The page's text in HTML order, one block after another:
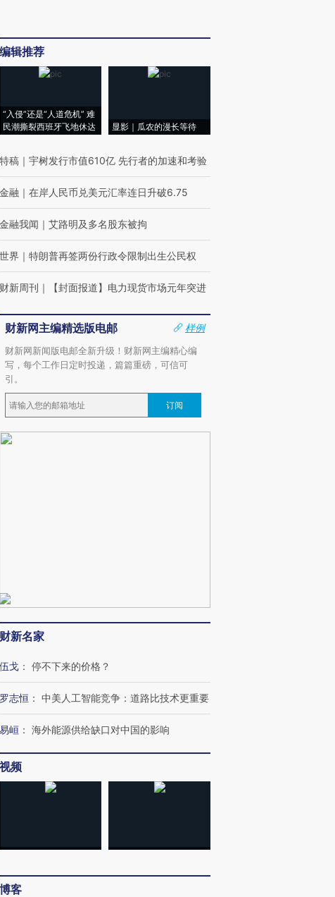
员跨国走私7万
尿检体内含3种
走进第四届链博
智科技“链”接产
编辑推荐
“入侵”还是“人道危机” 难
民潮撕裂西班牙飞地休达
显影｜瓜农的漫长等待
特稿 ｜ 宇树发行市值610亿 先行者的加速和考验
金融 ｜ 在岸人民币兑美元汇率连日升破6.75
金融我闻 ｜ 艾路明及多名股东被拘
世界 ｜ 特朗普再签两份行政令限制出生公民权
财新周刊 ｜ 【封面报道】电力现货市场元年突进
财新网主编精选版电邮
样例
财新网新闻版电邮全新升级！财新网主编精心编
写，每个工作日定时投递，篇篇重磅，可信可
引。
订阅
财新名家
伍戈 ： 停不下来的价格？
罗志恒 ： 中美人工智能竞争：道路比技术更重要
易峘 ： 海外能源供给缺口对中国的影响
视频
博客